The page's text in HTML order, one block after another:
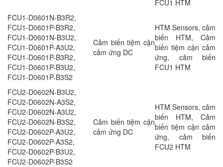
FCU1 HTM
FCU1-D0601N-B3R2,
FCU1-D0601P-B3R2,
FCU1-D0601N-B3U2,
FCU1-D0601P-A3U2,
FCU1-D0601P-B3R2,
FCU1-D0601P-B3U2,
FCU1-D0601P-B3S2
Cảm biến tiệm cận
cảm ứng DC
HTM Sensors, cảm
biến HTM, Cảm
biến tiệm cận cảm
ứng, cảm biến
FCU1 HTM
FCU2-D0602N-B3U2,
FCU2-D0602N-A3S2,
FCU2-D0602N-A3U2,
FCU2-D0602N-B3S2,
FCU2-D0602P-A3U2,
FCU2-D0602P-A3S2,
FCU2-D0602P-B3U2,
FCU2-D0602P-B3S2
Cảm biến tiệm cận
cảm ứng DC
HTM Sensors, cảm
biến HTM, Cảm
biến tiệm cận cảm
ứng, cảm biến
FCU2 HTM